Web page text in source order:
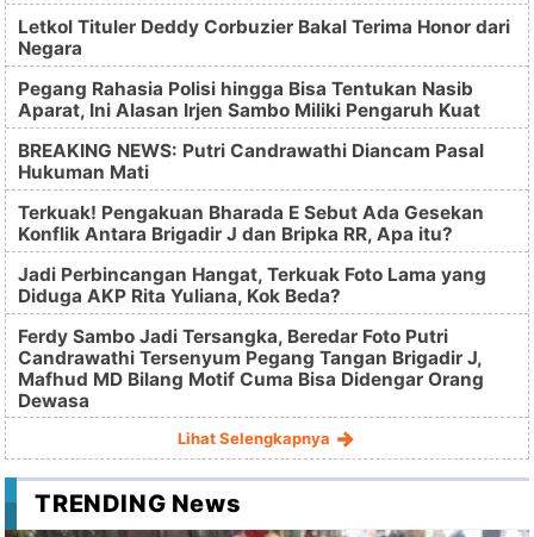
Letkol Tituler Deddy Corbuzier Bakal Terima Honor dari
Negara
Pegang Rahasia Polisi hingga Bisa Tentukan Nasib
Aparat, Ini Alasan Irjen Sambo Miliki Pengaruh Kuat
BREAKING NEWS: Putri Candrawathi Diancam Pasal
Hukuman Mati
Terkuak! Pengakuan Bharada E Sebut Ada Gesekan
Konflik Antara Brigadir J dan Bripka RR, Apa itu?
Jadi Perbincangan Hangat, Terkuak Foto Lama yang
Diduga AKP Rita Yuliana, Kok Beda?
Ferdy Sambo Jadi Tersangka, Beredar Foto Putri
Candrawathi Tersenyum Pegang Tangan Brigadir J,
Mafhud MD Bilang Motif Cuma Bisa Didengar Orang
Dewasa
Lihat Selengkapnya
TRENDING News